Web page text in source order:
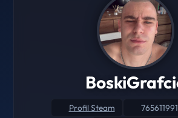
Profil Steam